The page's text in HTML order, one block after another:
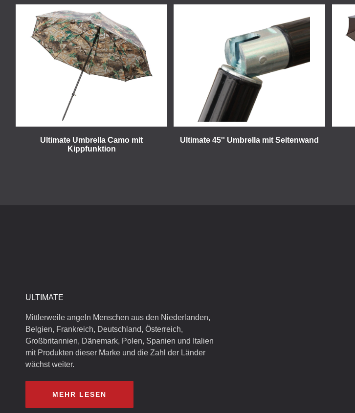
Ultimate Umbrella Camo mit
Kippfunktion
Ultimate 45'' Umbrella mit Seitenwand
ULTIMATE
Mittlerweile angeln Menschen aus den Niederlanden,
Belgien, Frankreich, Deutschland, Österreich,
Großbritannien, Dänemark, Polen, Spanien und Italien
mit Produkten dieser Marke und die Zahl der Länder
wächst weiter.
MEHR LESEN